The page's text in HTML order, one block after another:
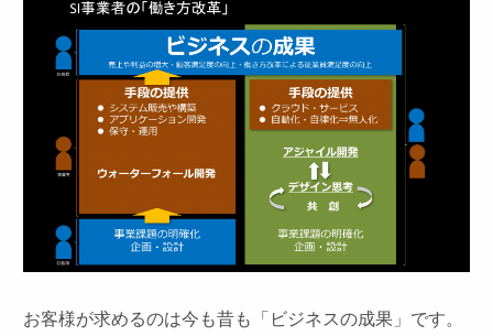
お客様が求めるのは今も昔も「ビジネスの成果」です。